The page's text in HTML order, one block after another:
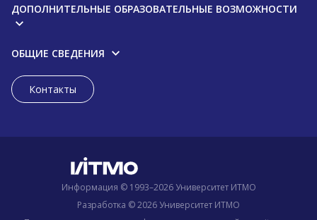
ДОПОЛНИТЕЛЬНЫЕ ОБРАЗОВАТЕЛЬНЫЕ ВОЗМОЖНОСТИ
ОБЩИЕ СВЕДЕНИЯ
Контакты
Информация © 1993–2026 Университет ИТМО
Разработка © 2026 Университет ИТМО